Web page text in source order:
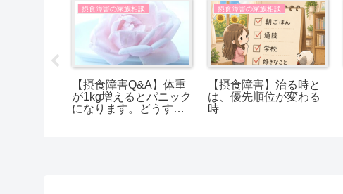
摂食障害の家族相談
【摂食障害Q&A】体重
が1kg増えるとパニック
になります。どうすれ
摂食障害の家族相談
【摂食障害】治る時と
は、優先順位が変わる
時